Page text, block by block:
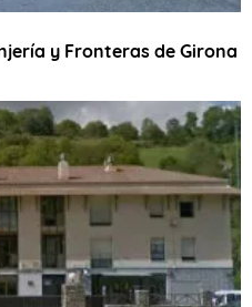
y Fronteras de Girona